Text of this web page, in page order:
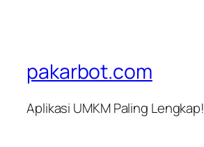
pakarbot.com
Aplikasi UMKM Paling Lengkap!